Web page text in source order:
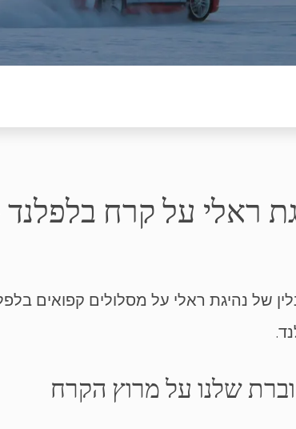
ראלי על קרח
של נהיגת ראלי על מסלולים קפואים
שלנו על מרוץ הקרח